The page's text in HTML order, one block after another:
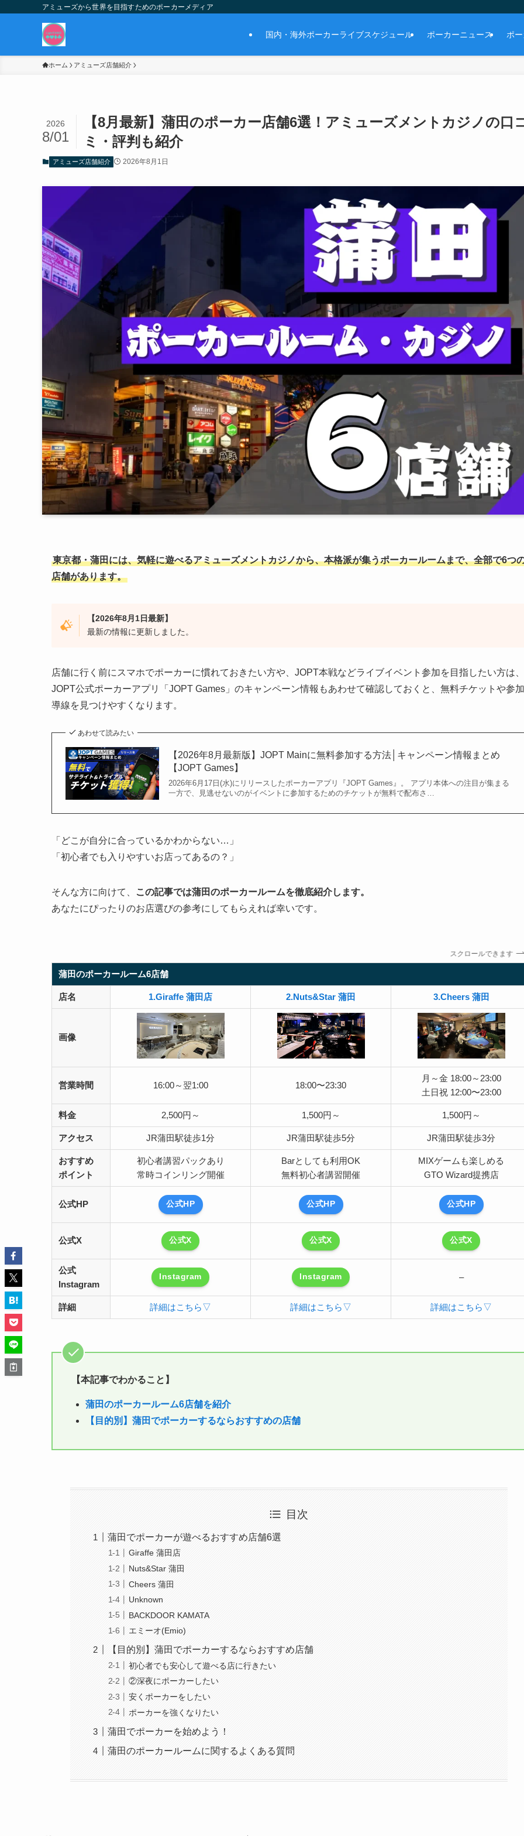
アミューズから世界を目指すためのポーカーメディア
国内・海外ポーカーライブスケジュール ポーカーニュース ポ
ホーム アミューズ店舗紹介
【8月最新】蒲田のポーカー店舗6選！アミューズメントカジノの口
ミ・評判も紹介
2026
8/01
アミューズ店舗紹介 2026年8月1日
東京都・蒲田には、気軽に遊べるアミューズメントカジノから、本格派が集うポーカールームまで、全部で6つ
店舗があります。
【2026年8月1日最新】
最新の情報に更新しました。
店舗に行く前にスマホでポーカーに慣れておきたい方や、JOPT本戦などライブイベント参加を目指したい方は、
JOPT公式ポーカーアプリ「JOPT Games」のキャンペーン情報もあわせて確認しておくと、無料チケットや参加
導線を見つけやすくなります。
あわせて読みたい
【2026年8月最新版】JOPT Mainに無料参加する方法│キャンペーン情報まとめ
【JOPT Games】
2026年6月17日(水)にリリースしたポーカーアプリ『JOPT Games』。 アプリ本体への注目が集まる
一方で、見逃せないのがイベントに参加するためのチケットが無料で配布さ…
「どこが自分に合っているかわからない…」
「初心者でも入りやすいお店ってあるの？」
そんな方に向けて、
この記事では蒲田のポーカールームを徹底紹介します。
あなたにぴったりのお店選びの参考にしてもらえれば幸いです。
スクロールできます
蒲田のポーカールーム6店舗
店名 1.Giraffe 蒲田店 2.Nuts&Star 蒲田 3.Cheers 蒲田
画像
営業時間 16:00～翌1:00 18:00〜23:30
月～金 18:00～23:00
土日祝 12:00〜23:00
料金 2,500円～ 1,500円～ 1,500円～
アクセス JR蒲田駅徒歩1分 JR蒲田駅徒歩5分 JR蒲田駅徒歩3分
おすすめ
ポイント
初心者講習パックあり
常時コインリング開催
Barとしても利用OK
無料初心者講習開催
MIXゲームも楽しめる
GTO Wizard提携店
公式HP 公式HP 公式HP 公式HP
公式X 公式X 公式X 公式X
公式
Instagram
Instagram Instagram –
詳細 詳細はこちら▽ 詳細はこちら▽ 詳細はこちら▽
【本記事でわかること】
蒲田のポーカールーム6店舗を紹介
【目的別】蒲田でポーカーするならおすすめの店舗
目次
蒲田でポーカーが遊べるおすすめ店舗6選
Giraffe 蒲田店
Nuts&Star 蒲田
Cheers 蒲田
Unknown
BACKDOOR KAMATA
エミーオ(Emio)
【目的別】蒲田でポーカーするならおすすめ店舗
初心者でも安心して遊べる店に行きたい
②深夜にポーカーしたい
安くポーカーをしたい
ポーカーを強くなりたい
蒲田でポーカーを始めよう！
蒲田のポーカールームに関するよくある質問